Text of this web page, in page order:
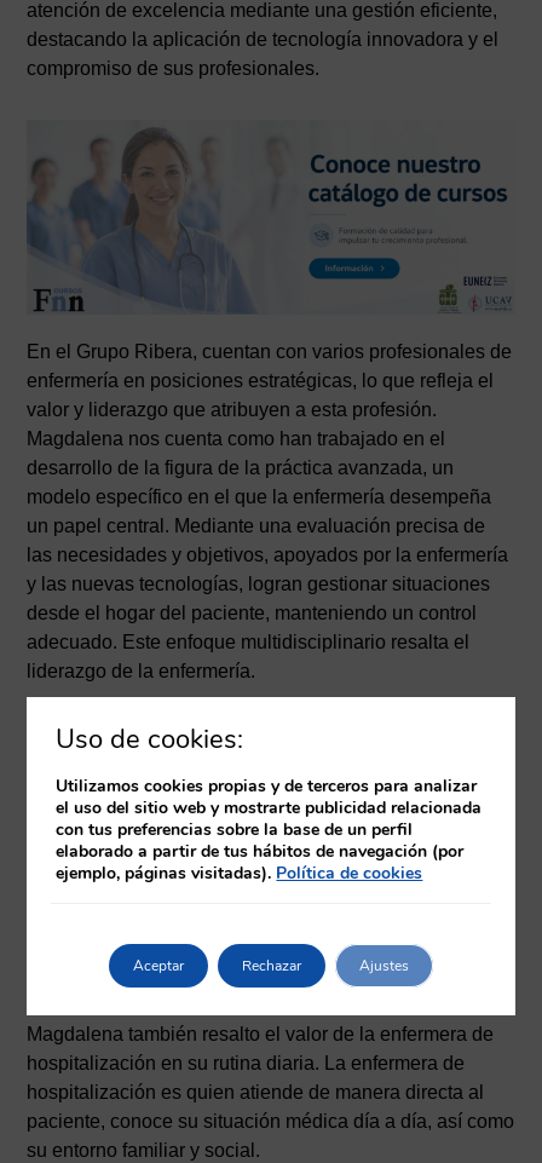
atención de excelencia mediante una gestión eficiente,
destacando la aplicación de tecnología innovadora y el
compromiso de sus profesionales.
En el Grupo Ribera, cuentan con varios profesionales de
enfermería en posiciones estratégicas, lo que refleja el
valor y liderazgo que atribuyen a esta profesión.
Magdalena nos cuenta como han trabajado en el
desarrollo de la figura de la práctica avanzada, un
modelo específico en el que la enfermería desempeña
un papel central. Mediante una evaluación precisa de
las necesidades y objetivos, apoyados por la enfermería
y las nuevas tecnologías, logran gestionar situaciones
desde el hogar del paciente, manteniendo un control
adecuado. Este enfoque multidisciplinario resalta el
liderazgo de la enfermería.
Consideran que la innovación y la transformación digital
paciente crónico. Un ejemplo de esta transformación es
un proyecto con un sistema de cuidados virtuales
llamado «Lola», donde se establece un plan de
cuidados en colaboración entre enfermeras y médicos.
pacientes, es la enfermera quien lleva a cabo un
seguimiento constante y personalizado.
Magdalena también resalto el valor de la enfermera de
hospitalización en su rutina diaria. La enfermera de
hospitalización es quien atiende de manera directa al
paciente, conoce su situación médica día a día, así como
su entorno familiar y social.
Uso de cookies:
Utilizamos cookies propias y de terceros para analizar
el uso del sitio web y mostrarte publicidad relacionada
con tus preferencias sobre la base de un perfil
elaborado a partir de tus hábitos de navegación (por
ejemplo, páginas visitadas). Política de cookies
Aceptar Rechazar Ajustes